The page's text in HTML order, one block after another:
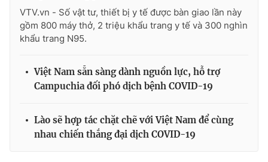
VTV.vn - Số vật tư, thiết bị y tế được bàn giao lần này
gồm 800 máy thở, 2 triệu khẩu trang y tế và 300 nghìn
khẩu trang N95.
Việt Nam sẵn sàng dành nguồn lực, hỗ trợ
Campuchia đối phó dịch bệnh COVID-19
Lào sẽ hợp tác chặt chẽ với Việt Nam để cùng
nhau chiến thắng đại dịch COVID-19